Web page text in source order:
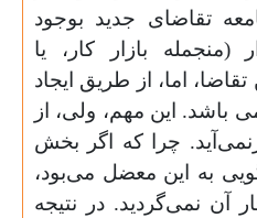
تقاضای جدید بوجود
(منجمله بازار کار، یا
اما، از طریق ایجاد
باشد. این مهم، ولی، از
چرا که اگر بخش
به این معضل می‌بود،
آن نمی‌گردید. در نتیجه